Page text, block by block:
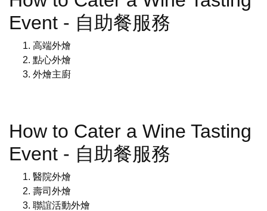
Event - 自助餐服務
高端外燴
點心外燴
外燴主廚
How to Cater a Wine Tasting
Event - 自助餐服務
醫院外燴
壽司外燴
聯誼活動外燴